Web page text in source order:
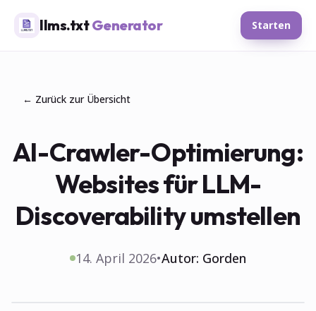
llms.txtGenerator Starten
← Zurück zur Übersicht
AI-Crawler-Optimierung:
Websites für LLM-
Discoverability umstellen
14. April 2026•Autor: Gorden